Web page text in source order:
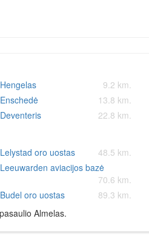
Hengelas 9.2 km.
Enschedė 13.8 km.
Deventeris 22.8 km.
Lelystad oro uostas 48.5 km.
Leeuwarden aviacijos bazė
70.6 km.
Budel oro uostas 89.3 km.
Almelas.